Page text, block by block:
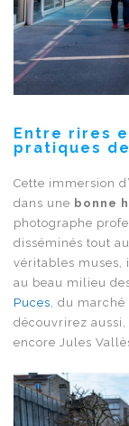
Entre rires
pratiques
Cette immersion
dans une bonne
photographe
disséminés tout
véritables muses,
au beau milieu
Puces , du
découvrirez
encore Jules